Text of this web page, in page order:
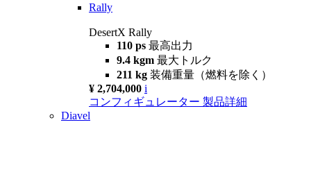
Rally
DesertX Rally
110 ps 最高出力
9.4 kgm 最大トルク
211 kg 装備重量（燃料を除く）
¥ 2,704,000 i
コンフィギュレーター 製品詳細
Diavel